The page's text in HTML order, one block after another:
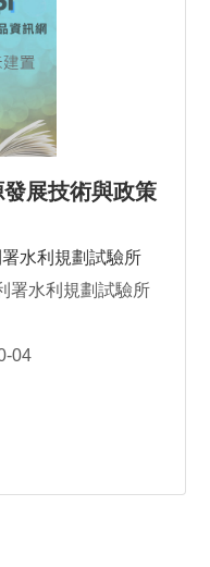
展技術與政策
水利規劃試驗所
署水利規劃試驗所
04